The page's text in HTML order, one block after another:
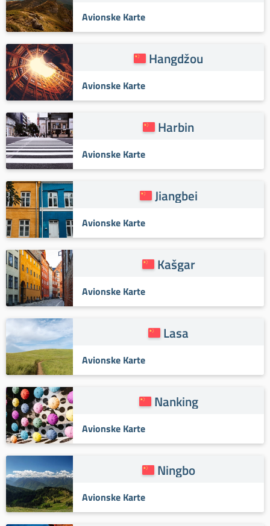
Avionske Karte
Hangdžou
Avionske Karte
Harbin
Avionske Karte
Jiangbei
Avionske Karte
Kašgar
Avionske Karte
Lasa
Avionske Karte
Nanking
Avionske Karte
Ningbo
Avionske Karte